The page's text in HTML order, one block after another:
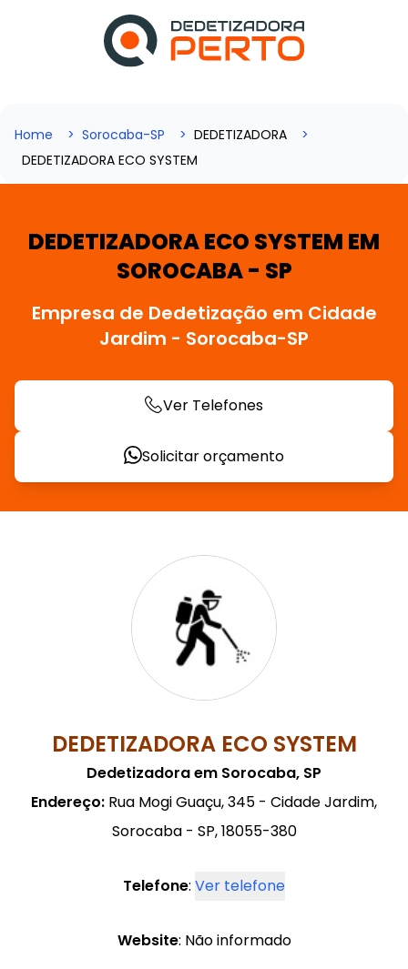
Home Sorocaba-SP
DEDETIZADORA
DEDETIZADORA ECO SYSTEM
DEDETIZADORA ECO SYSTEM EM
SOROCABA - SP
Empresa de Dedetização em Cidade
Jardim - Sorocaba-SP
Ver Telefones
Solicitar orçamento
DEDETIZADORA ECO SYSTEM
Dedetizadora em Sorocaba, SP
Endereço: Rua Mogi Guaçu, 345 - Cidade Jardim,
Sorocaba - SP, 18055-380
Telefone: Ver telefone
Website: Não informado